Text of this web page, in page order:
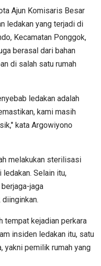
Ajun Komisaris Besar
ledakan yang terjadi di
Kecamatan Ponggok,
berasal dari bahan
di salah satu rumah
ledakan adalah
kami masih
kata Argowiyono
melakukan sterilisasi
Selain itu,
jaga
tempat kejadian perkara
insiden ledakan itu, satu
yakni pemilik rumah yang